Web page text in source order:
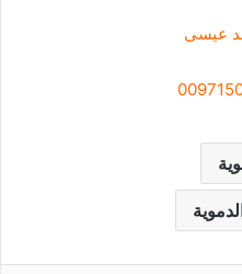
عيسى